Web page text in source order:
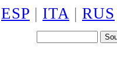
ESP | ITA | RUS